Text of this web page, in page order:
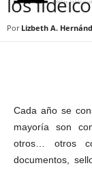
Por Lizbeth A.
Cada año se
mayoría son
otros… otros
documentos,